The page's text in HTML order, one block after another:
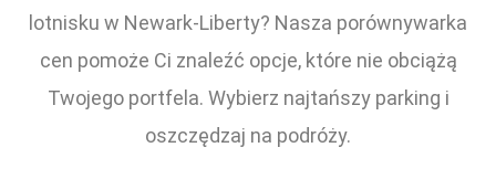
lotnisku w Newark-Liberty? Nasza porównywarka
cen pomoże Ci znaleźć opcje, które nie obciążą
Twojego portfela. Wybierz najtańszy parking i
oszczędzaj na podróży.